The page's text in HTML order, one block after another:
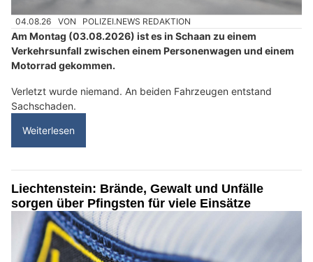
04.08.26 VON POLIZEI.NEWS REDAKTION
Am Montag (03.08.2026) ist es in Schaan zu einem
Verkehrsunfall zwischen einem Personenwagen und einem
Motorrad gekommen.
Verletzt wurde niemand. An beiden Fahrzeugen entstand
Sachschaden.
Weiterlesen
Liechtenstein: Brände, Gewalt und Unfälle
sorgen über Pfingsten für viele Einsätze